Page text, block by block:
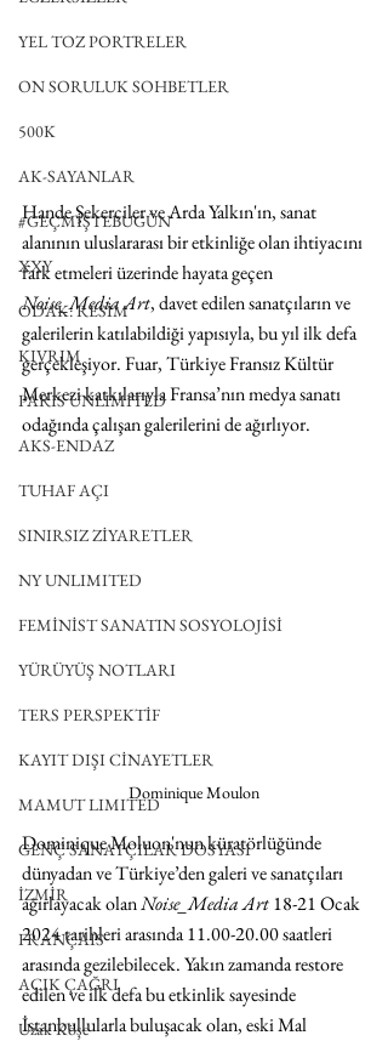
YEL TOZ PORTRELER
ON SORULUK SOHBETLER
500K
AK-SAYANLAR
#GEÇMİŞTEBUGÜN
XXY
ODAK: RESİM
KIVRIM
PARIS UNLIMITED
AKS-ENDAZ
TUHAF AÇI
SINIRSIZ ZİYARETLER
NY UNLIMITED
FEMİNİST SANATIN SOSYOLOJİSİ
YÜRÜYÜŞ NOTLARI
TERS PERSPEKTİF
KAYIT DIŞI CİNAYETLER
MAMUT LIMITED
GENÇ SANATÇILAR DOSYASI
İZMİR
FRANÇAIS
AÇIK ÇAĞRI
Uzak Köşe
Hande Şekerciler ve Arda Yalkın'ın, sanat
alanının uluslararası bir etkinliğe olan ihtiyacını
fark etmeleri üzerinde hayata geçen
Noise_Media Art, davet edilen sanatçıların ve
galerilerin katılabildiği yapısıyla, bu yıl ilk defa
gerçekleşiyor. Fuar, Türkiye Fransız Kültür
Merkezi katkılarıyla Fransa’nın medya sanatı
odağında çalışan galerilerini de ağırlıyor.
Dominique Moulon
Dominique Moluon'nun küratörlüğünde
dünyadan ve Türkiye’den galeri ve sanatçıları
ağırlayacak olan Noise_Media Art 18-21 Ocak
2024 tarihleri arasında 11.00-20.00 saatleri
arasında gezilebilecek. Yakın zamanda restore
edilen ve ilk defa bu etkinlik sayesinde
İstanbullularla buluşacak olan, eski Mal